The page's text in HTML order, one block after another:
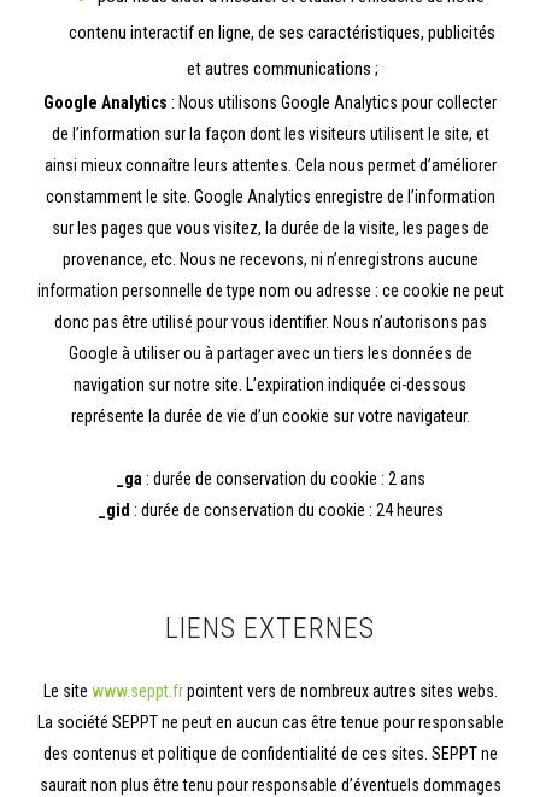
contenu interactif en ligne, de ses caractéristiques, publicités
et autres communications ;
Google Analytics : Nous utilisons Google Analytics pour collecter
de l’information sur la façon dont les visiteurs utilisent le site, et
ainsi mieux connaître leurs attentes. Cela nous permet d’améliorer
constamment le site. Google Analytics enregistre de l’information
sur les pages que vous visitez, la durée de la visite, les pages de
provenance, etc. Nous ne recevons, ni n’enregistrons aucune
information personnelle de type nom ou adresse : ce cookie ne peut
donc pas être utilisé pour vous identifier. Nous n’autorisons pas
Google à utiliser ou à partager avec un tiers les données de
navigation sur notre site. L’expiration indiquée ci-dessous
représente la durée de vie d’un cookie sur votre navigateur.
_ga : durée de conservation du cookie : 2 ans
_gid : durée de conservation du cookie : 24 heures
LIENS EXTERNES
Le site www.seppt.frpointent vers de nombreux autres sites webs.
La société SEPPT ne peut en aucun cas être tenue pour responsable
des contenus et politique de confidentialité de ces sites. SEPPT ne
saurait non plus être tenu pour responsable d’éventuels dommages